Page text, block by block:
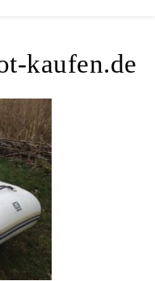
kaufen.de